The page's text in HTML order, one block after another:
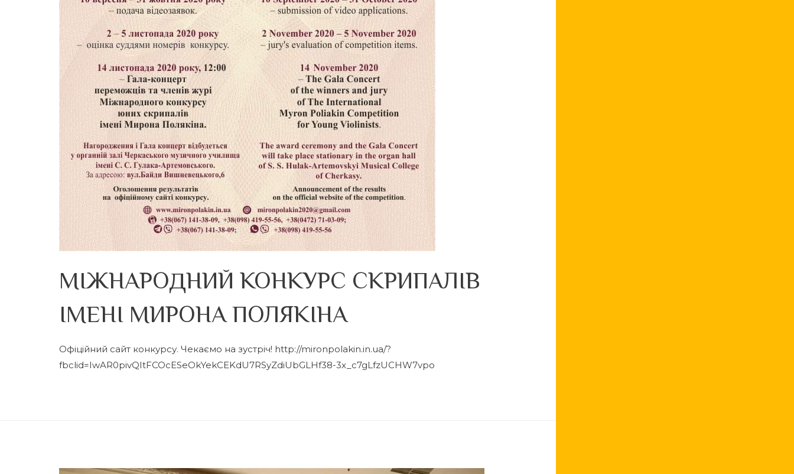
МІЖНАРОДНИЙ КОНКУРС СКРИПАЛІВ
ІМЕНІ МИРОНА ПОЛЯКІНА
Офіційний сайт конкурсу. Чекаємо на зустріч! http://mironpolakin.in.ua/?
fbclid=IwAR0pivQItFCOcESeOkYekCEKdU7RSyZdiUbGLHf38-3x_c7gLfzUCHW7vpo